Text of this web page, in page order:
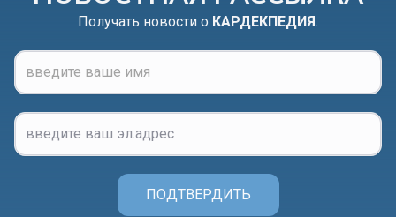
Получать новости о КАРДЕКПЕДИЯ.
ПОДТВЕРДИТЬ